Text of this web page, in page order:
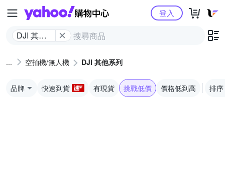
Yahoo購物中心
DJI 其他
登入
空拍機/無人機 DJI 其他系列
品牌 快速到貨 有現貨 挑戰低價 價格低到高 排序